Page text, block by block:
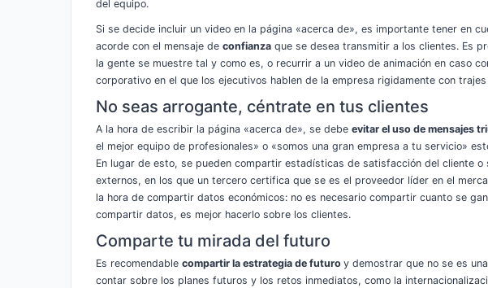
del equipo.
Si se decide incluir un video en la página «acerca de», es importante tener en
acorde con el mensaje de confianza que se desea transmitir a los clientes. Es
la gente se muestre tal y como es, o recurrir a un video de animación en caso
corporativo en el que los ejecutivos hablen de la empresa rigidamente con
No seas arrogante, céntrate en tus clientes
A la hora de escribir la página «acerca de», se debe evitar el uso de mensajes
el mejor equipo de profesionales» o «somos una gran empresa a tu servicio»
En lugar de esto, se pueden compartir estadísticas de satisfacción del cliente o
externos, en los que un tercero certifica que se es el proveedor líder en el
la hora de compartir datos económicos: no es necesario compartir cuanto se
compartir datos, es mejor hacerlo sobre los clientes.
Comparte tu mirada del futuro
Es recomendable compartir la estrategia de futuro y demostrar que no se es
contar sobre los planes futuros y los retos inmediatos, como la